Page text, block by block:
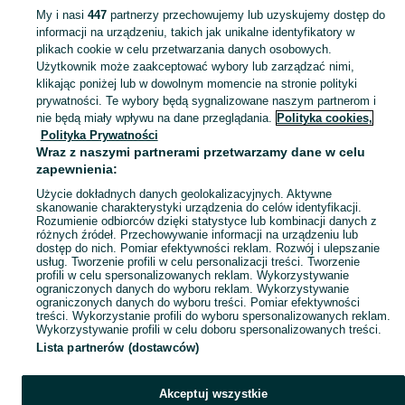
KATEGORIA
Sprzedaż bram wjazdowych i ogrodzeniowych Wieliczka ▶️ Szeroki wybór produktów ✅ Nowe i używane w atrakcyjnych cenach ✌ Sprawdź oferty na OLX.pl! Zobacz
Mapa kategorii
Mapa miejscowości
Mapa ministron
Popularne wyszukiwania
My i nasi 447partnerzy przechowujemy lub uzyskujemy dostęp do
informacji na urządzeniu, takich jak unikalne identyfikatory w
plikach cookie w celu przetwarzania danych osobowych.
Użytkownik może zaakceptować wybory lub zarządzać nimi,
klikając poniżej lub w dowolnym momencie na stronie polityki
prywatności. Te wybory będą sygnalizowane naszym partnerom i
nie będą miały wpływu na dane przeglądania. Polityka cookies,
Polityka Prywatności
Wraz z naszymi partnerami przetwarzamy dane w celu
zapewnienia:
Użycie dokładnych danych geolokalizacyjnych. Aktywne
skanowanie charakterystyki urządzenia do celów identyfikacji.
Rozumienie odbiorców dzięki statystyce lub kombinacji danych z
różnych źródeł. Przechowywanie informacji na urządzeniu lub
dostęp do nich. Pomiar efektywności reklam. Rozwój i ulepszanie
usług. Tworzenie profili w celu personalizacji treści. Tworzenie
profili w celu spersonalizowanych reklam. Wykorzystywanie
ograniczonych danych do wyboru reklam. Wykorzystywanie
ograniczonych danych do wyboru treści. Pomiar efektywności
treści. Wykorzystanie profili do wyboru spersonalizowanych reklam.
Wykorzystywanie profili w celu doboru spersonalizowanych treści.
Lista partnerów (dostawców)
Akceptuj wszystkie